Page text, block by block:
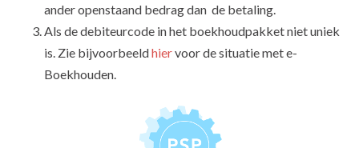
ander openstaand bedrag dan de betaling.
Als de debiteurcode in het boekhoudpakket niet uniek
is. Zie bijvoorbeeldhiervoor de situatie met e-
Boekhouden.